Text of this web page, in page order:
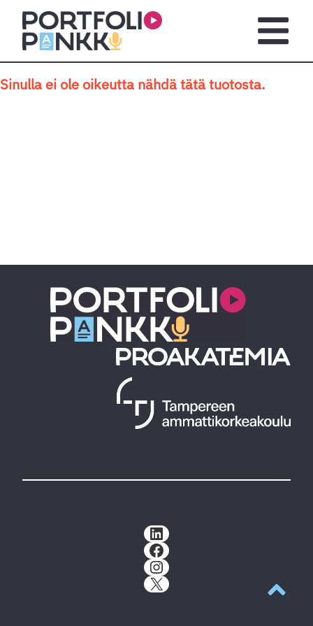
Siirry sisältöön
Sinulla ei ole oikeutta nähdä tätä tuotosta.
LinkedIn
Facebook
Instagram
X
Takaisin